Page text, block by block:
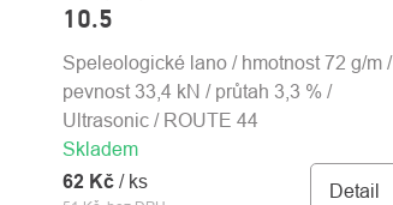
10.5
Skladem
62 Kč / ks Detail
Speleologické lano / hmotnost 72 g/m /
pevnost 33,4 kN / průtah 3,3 % /
Ultrasonic / ROUTE 44